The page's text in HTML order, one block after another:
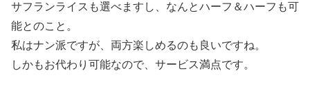
サフランライスも選べますし、なんとハーフ＆ハーフも可
能とのこと。
私はナン派ですが、両方楽しめるのも良いですね。
しかもお代わり可能なので、サービス満点です。